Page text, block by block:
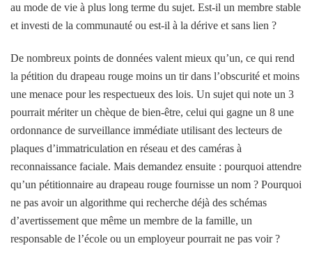
au mode de vie à plus long terme du sujet. Est-il un membre stable
et investi de la communauté ou est-il à la dérive et sans lien ?
De nombreux points de données valent mieux qu’un, ce qui rend
la pétition du drapeau rouge moins un tir dans l’obscurité et moins
une menace pour les respectueux des lois. Un sujet qui note un 3
pourrait mériter un chèque de bien-être, celui qui gagne un 8 une
ordonnance de surveillance immédiate utilisant des lecteurs de
plaques d’immatriculation en réseau et des caméras à
reconnaissance faciale. Mais demandez ensuite : pourquoi attendre
qu’un pétitionnaire au drapeau rouge fournisse un nom ? Pourquoi
ne pas avoir un algorithme qui recherche déjà des schémas
d’avertissement que même un membre de la famille, un
responsable de l’école ou un employeur pourrait ne pas voir ?